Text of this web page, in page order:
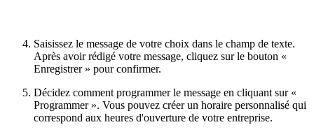
Saisissez le message de votre choix dans le champ de texte.
Après avoir rédigé votre message, cliquez sur le bouton «
Enregistrer » pour confirmer.
Décidez comment programmer le message en cliquant sur «
Programmer ». Vous pouvez créer un horaire personnalisé qui
correspond aux heures d'ouverture de votre entreprise.